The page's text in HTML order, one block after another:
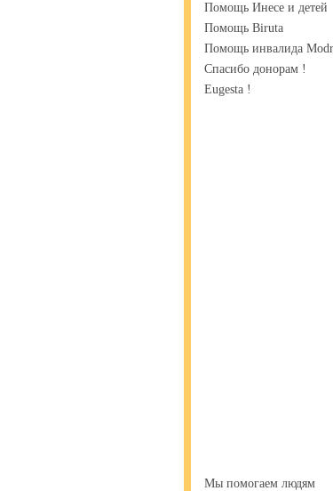
Помощь Инесе и детей
Помощь Biruta
Помощь инвалида
Спасибо донорам !
Eugesta !
Мы помогаем людям